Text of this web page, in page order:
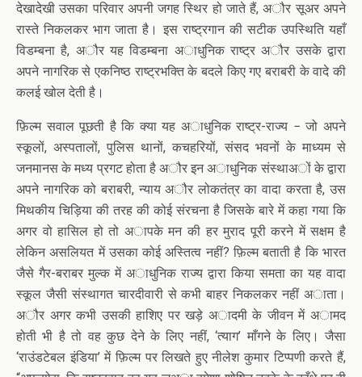
देखादेखी उसका परिवार अपनी जगह स्थिर हो जाते हैं, अौर सूअर अपने
रास्ते निकलकर भाग जाता है। इस राष्ट्रगान की सटीक उपस्थिति यहाँ
विडम्बना है, अौर यह विडम्बना अाधुनिक राष्ट्र अौर उसके द्वारा
अपने नागरिक से एकनिष्ठ राष्ट्रभक्ति के बदले किए गए बराबरी के वादे की
कलई खोल देती है।
फ़िल्म सवाल पूछती है कि क्या यह अाधुनिक राष्ट्र-राज्य − जो अपने
स्कूलों, अस्पतालों, पुलिस थानों, कचहरियों, संसद भवनों के माध्यम से
जनमानस के मध्य प्रगट होता है अौर इन अाधुनिक संस्थाअों के द्वारा
अपने नागरिक को बराबरी, न्याय अौर लोकतंत्र का वादा करता है, उस
मिथकीय चिड़िया की तरह की कोई संरचना है जिसके बारे में कहा गया कि
अगर वो हासिल हो तो अापके मन की हर मुराद पूरी करने में सक्षम है
लेकिन असलियत में उसका कोई अस्तित्व नहीं? फ़िल्म बताती है कि भारत
जैसे गैर-बराबर मुल्क में अाधुनिक राज्य द्वारा किया समता का यह वादा
स्कूल जैसी संस्थागत चारदीवारी से कभी बाहर निकलकर नहीं अाता।
अौर अगर कभी उसकी हाशिए पर खड़े अादमी के जीवन में अामद
होती भी है तो वह कुछ देने के लिए नहीं, ‘त्याग’ माँगने के लिए। जैसा
‘राउंडटेबल इंडिया’ में फ़िल्म पर लिखते हुए नीलेश कुमार टिप्पणी करते हैं,